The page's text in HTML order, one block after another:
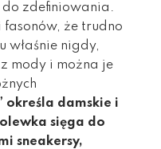
do zdefiniowania.
że trudno
właśnie nigdy,
mody i można je
określa damskie i
sięga do
sneakersy,